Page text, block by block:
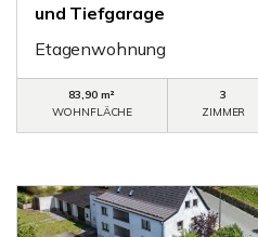
und Tiefgarage
Etagenwohnung
83,90 m²
WOHNFLÄCHE
3
ZIMMER